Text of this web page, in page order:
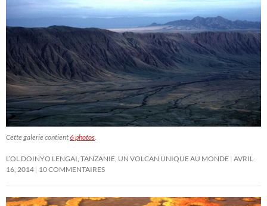
Cette galerie contient6 photos
L’OL DOINYO LENGAI, TANZANIE, UN VOLCAN UNIQUE AU MONDE AVRIL
16, 2014 10 COMMENTAIRES